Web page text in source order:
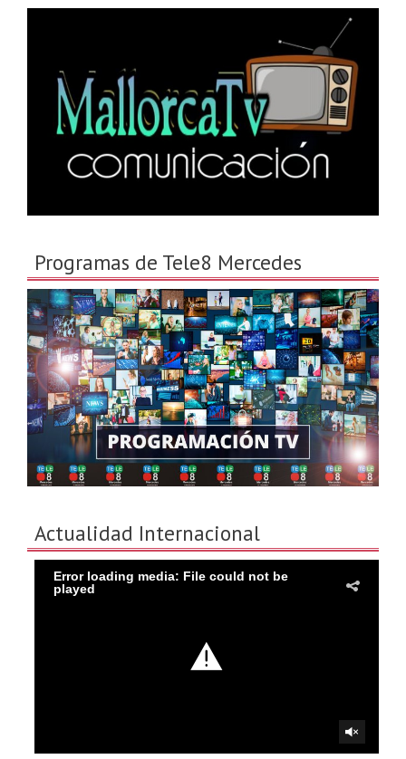
Programas de Tele8 Mercedes
Actualidad Internacional